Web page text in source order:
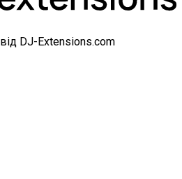
від DJ-Extensions.com